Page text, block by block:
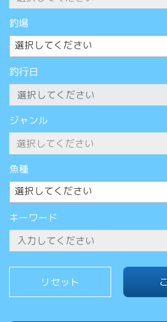
釣場
選択してください
釣行日
ジャンル
魚種
選択してください
キーワード